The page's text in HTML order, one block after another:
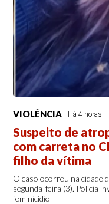
VIOLÊNCIA Há 4 horas
Suspeito de
com carreta no
filho da vítima
O caso ocorreu na cidade
segunda-feira (3). Polícia
feminicídio